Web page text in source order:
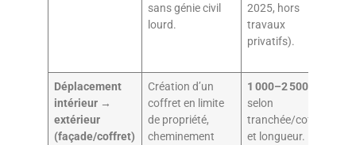
sans génie civil
lourd.
2025, hors
travaux
privatifs).
Déplacement
intérieur →
extérieur
(façade/coffret)
Création d’un
coffret en limite
de propriété,
cheminement
1 000–2 500 €
selon
tranchée/coffret
et longueur.